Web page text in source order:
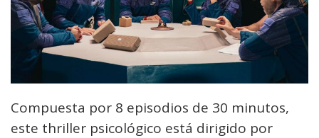
Compuesta por 8 episodios de 30 minutos,
este thriller psicológico está dirigido por